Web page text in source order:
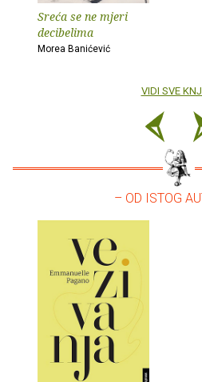
Sreća se ne mjeri
decibelima
Morea Banićević
VIDI SVE
– OD ISTOG